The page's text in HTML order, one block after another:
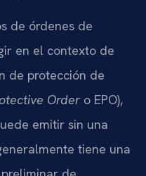
de órdenes de
en el contexto de
de protección de
Ordero EPO),
emitir sin una
tiene una